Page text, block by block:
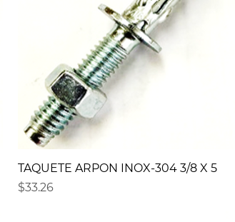
TAQUETE ARPON INOX-304 3/8 X 5
Precio
$33.26